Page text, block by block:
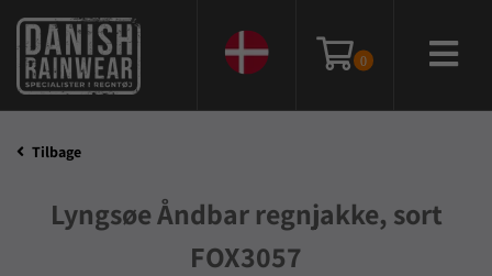
0
Tilbage
Lyngsøe Åndbar regnjakke, sort
FOX3057